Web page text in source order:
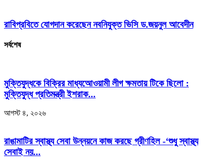
রাবিপ্রবিতে যোগদান করেছেন নবনিযুক্ত ভিসি ড.জয়নুল আবেদীন
সর্বশেষ
মুক্তিযুদ্ধকে বিক্রির মাধ্যআেওয়ামী লীগ ক্ষমতায় টিকে ছিলো :
মুক্তিযুদ্ধ প্রতিমন্ত্রী ইশরাক...
আগস্ট ৪, ২০২৬
রাঙামাটির স্বাস্থ্য সেবা উন্নয়নে কাজ করছে গ্রীণহিল -‘শুধু স্বাস্থ্য
সেবাই নয়...